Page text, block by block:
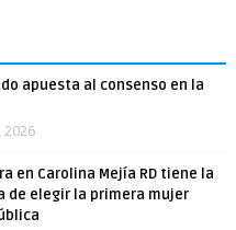
apuesta al consenso en la
2026
en Carolina Mejía RD tiene la
de elegir la primera mujer